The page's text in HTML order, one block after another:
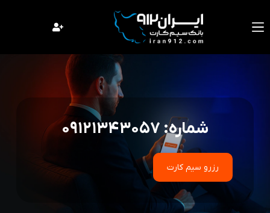
محتوا
شماره: 09121343057
رزرو سیم کارت